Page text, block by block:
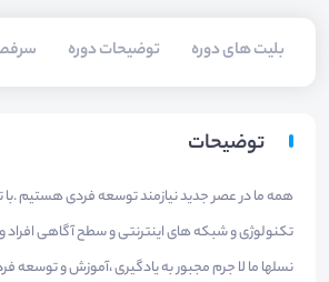
بلیت های دوره توضیحات دوره
توضیحات
همه ما در عصر جدید نیازمند توسعه فردی هستیم
تکنولوژی و شبکه های اینترنتی و سطح آگاهی
نسلها ما لا جرم مجبور به یادگیری ،آموزش و توسعه